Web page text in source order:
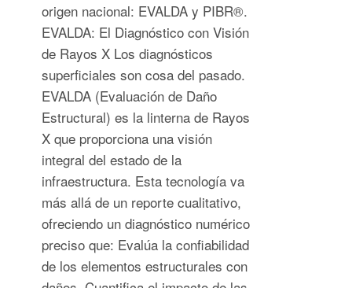
origen nacional: EVALDA y PIBR®.
EVALDA: El Diagnóstico con Visión
de Rayos X Los diagnósticos
superficiales son cosa del pasado.
EVALDA (Evaluación de Daño
Estructural) es la linterna de Rayos
X que proporciona una visión
integral del estado de la
infraestructura. Esta tecnología va
más allá de un reporte cualitativo,
ofreciendo un diagnóstico numérico
preciso que: Evalúa la confiabilidad
de los elementos estructurales con